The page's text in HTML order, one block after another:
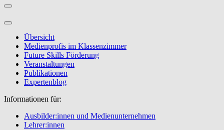
Übersicht
Medienprofis im Klassenzimmer
Future Skills Förderung
Veranstaltungen
Publikationen
Expertenblog
Informationen für:
Ausbilder:innen und Medienunternehmen
Lehrer:innen